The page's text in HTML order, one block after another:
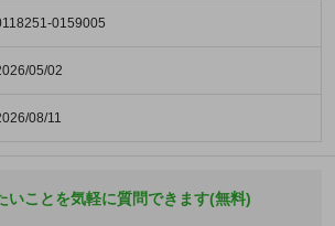
0159005
05/02
08/11
いことを気軽に質問できます(無料)